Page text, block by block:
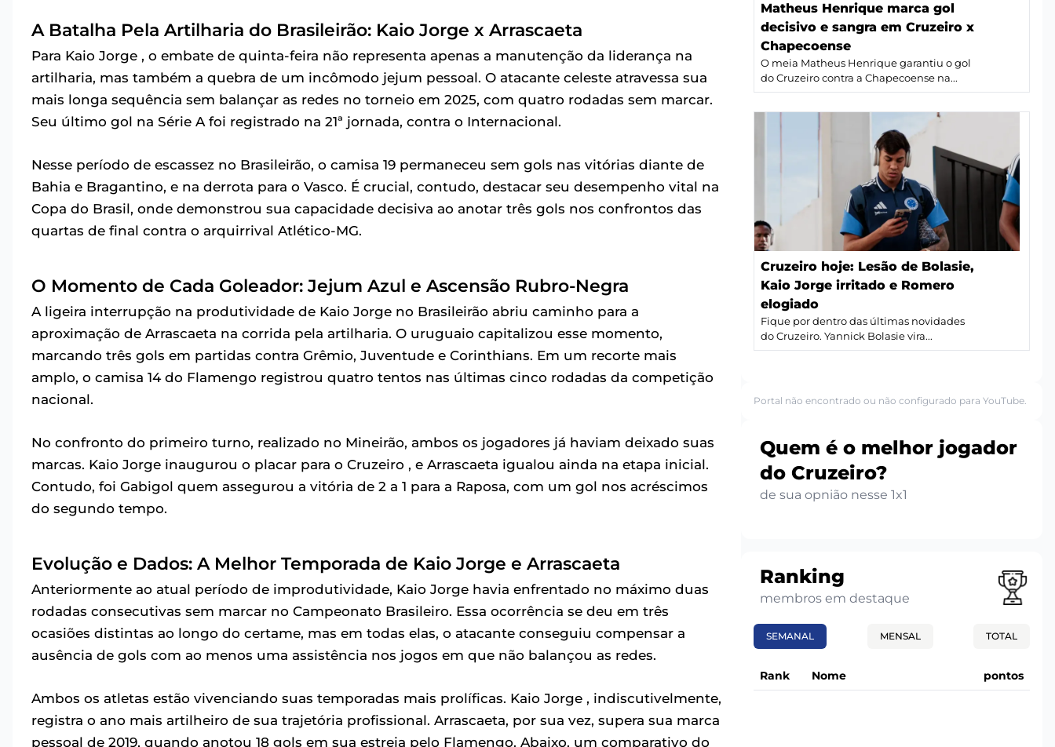
A Batalha Pela Artilharia do Brasileirão: Kaio Jorge x Arrascaeta
Para Kaio Jorge , o embate de quinta-feira não representa apenas a manutenção da liderança na
artilharia, mas também a quebra de um incômodo jejum pessoal. O atacante celeste atravessa sua
mais longa sequência sem balançar as redes no torneio em 2025, com quatro rodadas sem marcar.
Seu último gol na Série A foi registrado na 21ª jornada, contra o Internacional.
Nesse período de escassez no Brasileirão, o camisa 19 permaneceu sem gols nas vitórias diante de
Bahia e Bragantino, e na derrota para o Vasco. É crucial, contudo, destacar seu desempenho vital na
Copa do Brasil, onde demonstrou sua capacidade decisiva ao anotar três gols nos confrontos das
quartas de final contra o arquirrival Atlético-MG.
O Momento de Cada Goleador: Jejum Azul e Ascensão Rubro-Negra
A ligeira interrupção na produtividade de Kaio Jorge no Brasileirão abriu caminho para a
aproximação de Arrascaeta na corrida pela artilharia. O uruguaio capitalizou esse momento,
marcando três gols em partidas contra Grêmio, Juventude e Corinthians. Em um recorte mais
amplo, o camisa 14 do Flamengo registrou quatro tentos nas últimas cinco rodadas da competição
nacional.
No confronto do primeiro turno, realizado no Mineirão, ambos os jogadores já haviam deixado suas
marcas. Kaio Jorge inaugurou o placar para o Cruzeiro , e Arrascaeta igualou ainda na etapa inicial.
Contudo, foi Gabigol quem assegurou a vitória de 2 a 1 para a Raposa, com um gol nos acréscimos
do segundo tempo.
Evolução e Dados: A Melhor Temporada de Kaio Jorge e Arrascaeta
Anteriormente ao atual período de improdutividade, Kaio Jorge havia enfrentado no máximo duas
rodadas consecutivas sem marcar no Campeonato Brasileiro. Essa ocorrência se deu em três
ocasiões distintas ao longo do certame, mas em todas elas, o atacante conseguiu compensar a
ausência de gols com ao menos uma assistência nos jogos em que não balançou as redes.
Ambos os atletas estão vivenciando suas temporadas mais prolíficas. Kaio Jorge , indiscutivelmente,
registra o ano mais artilheiro de sua trajetória profissional. Arrascaeta, por sua vez, supera sua marca
pessoal de 2019, quando anotou 18 gols em sua estreia pelo Flamengo. Abaixo, um comparativo do
Matheus Henrique marca gol
decisivo e sangra em Cruzeiro x
Chapecoense
O meia Matheus Henrique garantiu o gol
do Cruzeiro contra a Chapecoense na...
Cruzeiro hoje: Lesão de Bolasie,
Kaio Jorge irritado e Romero
elogiado
Fique por dentro das últimas novidades
do Cruzeiro. Yannick Bolasie vira...
Portal não encontrado ou não configurado para YouTube.
Quem é o melhor jogador
do Cruzeiro?
de sua opnião nesse 1x1
Ranking
membros em destaque
SEMANAL MENSAL TOTAL
Rank Nome pontos